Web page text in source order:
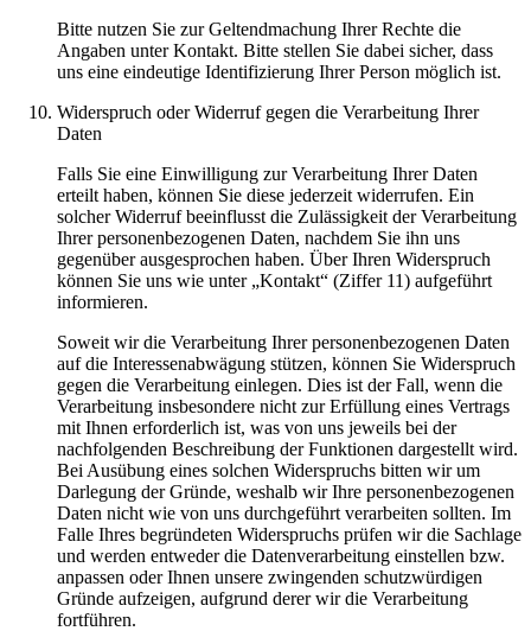
Bitte nutzen Sie zur Geltendmachung Ihrer Rechte die
Angaben unter Kontakt. Bitte stellen Sie dabei sicher, dass
uns eine eindeutige Identifizierung Ihrer Person möglich ist.
Widerspruch oder Widerruf gegen die Verarbeitung Ihrer
Daten
Falls Sie eine Einwilligung zur Verarbeitung Ihrer Daten
erteilt haben, können Sie diese jederzeit widerrufen. Ein
solcher Widerruf beeinflusst die Zulässigkeit der Verarbeitung
Ihrer personenbezogenen Daten, nachdem Sie ihn uns
gegenüber ausgesprochen haben. Über Ihren Widerspruch
können Sie uns wie unter „Kontakt“ (Ziffer 11) aufgeführt
informieren.
Soweit wir die Verarbeitung Ihrer personenbezogenen Daten
auf die Interessenabwägung stützen, können Sie Widerspruch
gegen die Verarbeitung einlegen. Dies ist der Fall, wenn die
Verarbeitung insbesondere nicht zur Erfüllung eines Vertrags
mit Ihnen erforderlich ist, was von uns jeweils bei der
nachfolgenden Beschreibung der Funktionen dargestellt wird.
Bei Ausübung eines solchen Widerspruchs bitten wir um
Darlegung der Gründe, weshalb wir Ihre personenbezogenen
Daten nicht wie von uns durchgeführt verarbeiten sollten. Im
Falle Ihres begründeten Widerspruchs prüfen wir die Sachlage
und werden entweder die Datenverarbeitung einstellen bzw.
anpassen oder Ihnen unsere zwingenden schutzwürdigen
Gründe aufzeigen, aufgrund derer wir die Verarbeitung
fortführen.